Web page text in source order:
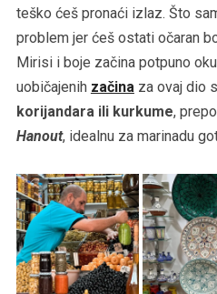
teško ćeš pronaći izlaz. Što
problem jer ćeš ostati očaran
Mirisi i boje začina potpuno
uobičajenih začinaza ovaj dio
korijandara ili kurkume,
Hanout, idealnu za marinadu